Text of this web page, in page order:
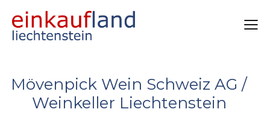
Mövenpick Wein Schweiz AG /
Weinkeller Liechtenstein